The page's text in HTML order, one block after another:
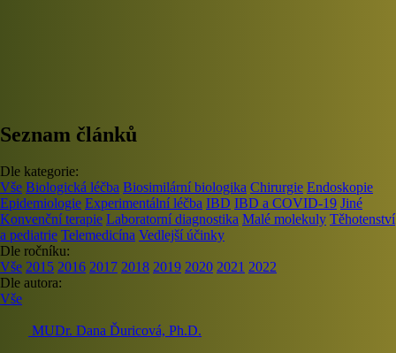
Seznam článků
Dle kategorie:
Vše Biologická léčba Biosimilární biologika Chirurgie Endoskopie
Epidemiologie Experimentální léčba IBD IBD a COVID-19 Jiné
Konvenční terapie Laboratorní diagnostika Malé molekuly Těhotenství
a pediatrie Telemedicína Vedlejší účinky
Dle ročníku:
Vše 2015 2016 2017 2018 2019 2020 2021 2022
Dle autora:
Vše
MUDr. Dana Ďuricová, Ph.D.